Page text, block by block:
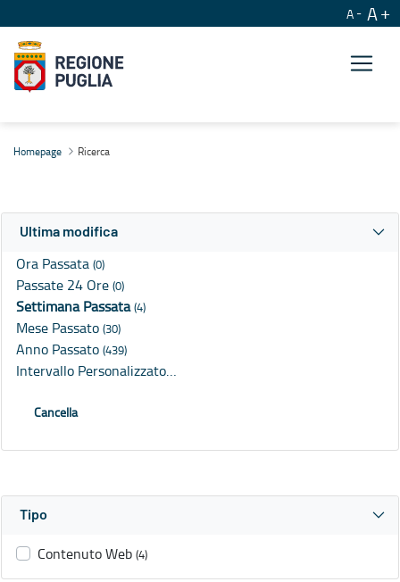
A A
Homepage Ricerca
Ultima modifica
Ora Passata (0)
Passate 24 Ore (0)
Settimana Passata(4)
Mese Passato (30)
Anno Passato (439)
Intervallo Personalizzato…
Cancella
Tipo
Contenuto Web (4)